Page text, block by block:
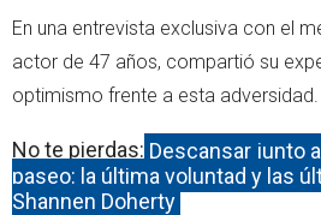
En una entrevista exclusiva con el
actor de 47 años, compartió su
optimismo frente a esta adversidad.
No te pierdas: Descansar junto
paseo: la última voluntad y las
Shannen Doherty